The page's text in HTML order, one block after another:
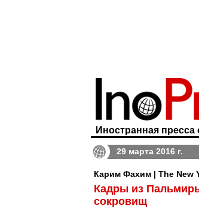
Иностранная
29 марта 2016 г.
Карим Фахим | The New
Кадры из
сокровищ